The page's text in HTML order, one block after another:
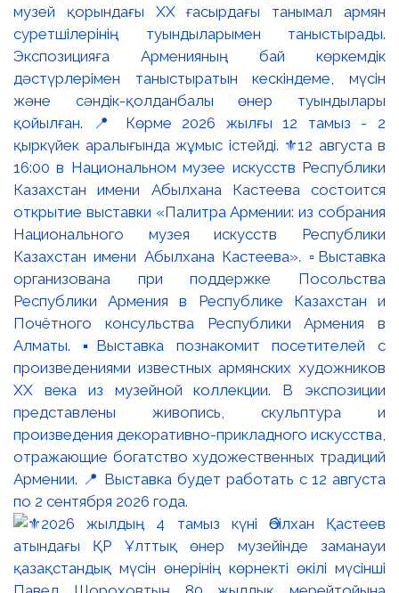
музей қорындағы ХХ ғасырдағы танымал армян
суретшілерінің туындыларымен таныстырады.
Экспозицияға Арменияның бай көркемдік
дәстүрлерімен таныстыратын кескіндеме, мүсін
және сәндік-қолданбалы өнер туындылары
қойылған. 📍 Көрме 2026 жылғы 12 тамыз - 2
қыркүйек аралығында жұмыс істейді. ⚜️12 августа в
16:00 в Национальном музее искусств Республики
Казахстан имени Абылхана Кастеева состоится
открытие выставки «Палитра Армении: из собрания
Национального музея искусств Республики
Казахстан имени Абылхана Кастеева». ▫️Выставка
организована при поддержке Посольства
Республики Армения в Республике Казахстан и
Почётного консульства Республики Армения в
Алматы. ▪️Выставка познакомит посетителей с
произведениями известных армянских художников
XX века из музейной коллекции. В экспозиции
представлены живопись, скульптура и
произведения декоративно-прикладного искусства,
отражающие богатство художественных традиций
Армении. 📍 Выставка будет работать с 12 августа
по 2 сентября 2026 года.